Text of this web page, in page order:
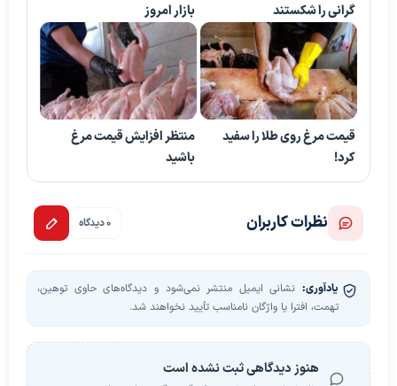
گرانی را شکستند
بازار امروز
قیمت مرغ روی طلا را سفید
کرد!
منتظر افزایش قیمت مرغ
باشید
نظرات کاربران 0 دیدگاه
یادآوری: نشانی ایمیل منتشر نمی‌شود و دیدگاه‌های حاوی توهین،
تهمت، افترا یا واژگان نامناسب تأیید نخواهند شد.
هنوز دیدگاهی ثبت نشده است